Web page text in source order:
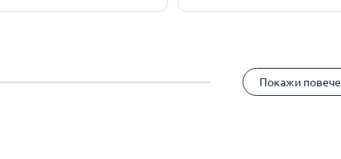
Покажи повече